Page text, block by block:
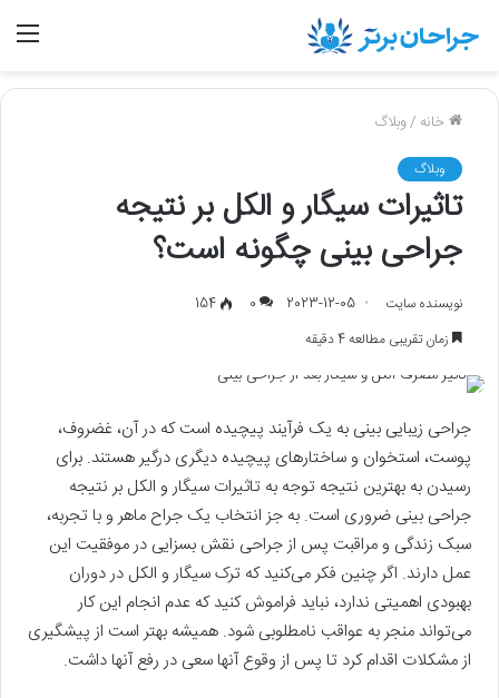
خانه /وبلاگ
وبلاگ
تاثیرات سیگار و الکل بر نتیجه
جراحی بینی چگونه است؟
نویسنده سایت 2023-12-05
0
154
زمان تقریبی مطالعه 4 دقیقه
جراحی زیبایی بینی به یک فرآیند پیچیده است که در آن، غضروف،
پوست، استخوان و ساختارهای پیچیده دیگری درگیر هستند. برای
رسیدن به بهترین نتیجه توجه به تاثیرات سیگار و الکل بر نتیجه
جراحی بینی ضروری است. به جز انتخاب یک جراح ماهر و با تجربه،
سبک زندگی و مراقبت پس از جراحی نقش بسزایی در موفقیت این
عمل دارند. اگر چنین فکر می‌کنید که ترک سیگار و الکل در دوران
بهبودی اهمیتی ندارد، نباید فراموش کنید که عدم انجام این کار
می‌تواند منجر به عواقب نامطلوبی شود. همیشه بهتر است از پیشگیری
از مشکلات اقدام کرد تا پس از وقوع آنها سعی در رفع آنها داشت.